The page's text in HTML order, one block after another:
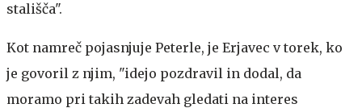
stališča".
Kot namreč pojasnjuje Peterle, je Erjavec v torek, ko
je govoril z njim, "idejo pozdravil in dodal, da
moramo pri takih zadevah gledati na interes